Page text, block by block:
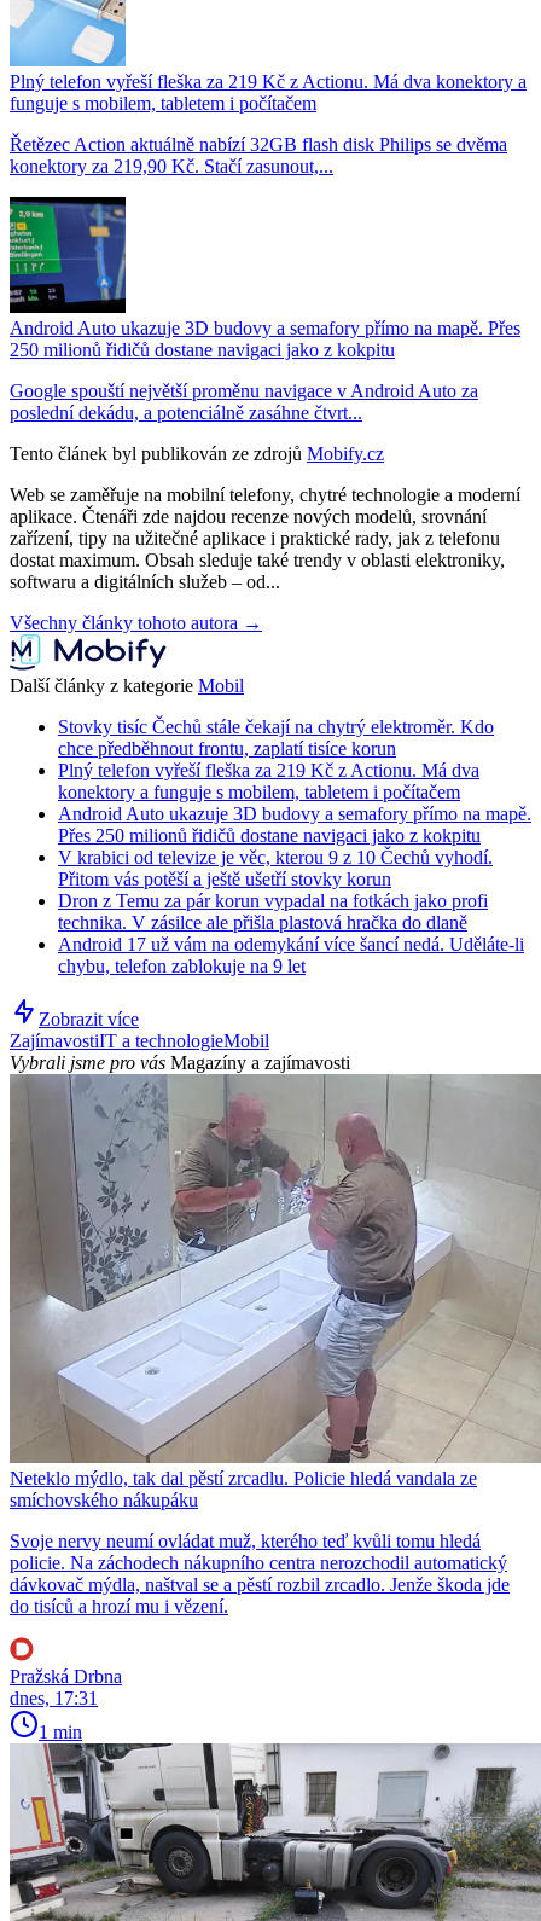
Plný telefon vyřeší fleška za 219 Kč z Actionu. Má dva konektory a
funguje s mobilem, tabletem i počítačem
Řetězec Action aktuálně nabízí 32GB flash disk Philips se dvěma
konektory za 219,90 Kč. Stačí zasunout,...
Android Auto ukazuje 3D budovy a semafory přímo na mapě. Přes
250 milionů řidičů dostane navigaci jako z kokpitu
Google spouští největší proměnu navigace v Android Auto za
poslední dekádu, a potenciálně zasáhne čtvrt...
Tento článek byl publikován ze zdrojů Mobify.cz
Web se zaměřuje na mobilní telefony, chytré technologie a moderní
aplikace. Čtenáři zde najdou recenze nových modelů, srovnání
zařízení, tipy na užitečné aplikace i praktické rady, jak z telefonu
dostat maximum. Obsah sleduje také trendy v oblasti elektroniky,
softwaru a digitálních služeb – od...
Všechny články tohoto autora →
Další články z kategorie Mobil
Stovky tisíc Čechů stále čekají na chytrý elektroměr. Kdo
chce předběhnout frontu, zaplatí tisíce korun
Plný telefon vyřeší fleška za 219 Kč z Actionu. Má dva
konektory a funguje s mobilem, tabletem i počítačem
Android Auto ukazuje 3D budovy a semafory přímo na mapě.
Přes 250 milionů řidičů dostane navigaci jako z kokpitu
V krabici od televize je věc, kterou 9 z 10 Čechů vyhodí.
Přitom vás potěší a ještě ušetří stovky korun
Dron z Temu za pár korun vypadal na fotkách jako profi
technika. V zásilce ale přišla plastová hračka do dlaně
Android 17 už vám na odemykání více šancí nedá. Uděláte-li
chybu, telefon zablokuje na 9 let
Zobrazit více
ZajímavostiIT a technologieMobil
Vybrali jsme pro vás Magazíny a zajímavosti
Neteklo mýdlo, tak dal pěstí zrcadlu. Policie hledá vandala ze
smíchovského nákupáku
Svoje nervy neumí ovládat muž, kterého teď kvůli tomu hledá
policie. Na záchodech nákupního centra nerozchodil automatický
dávkovač mýdla, naštval se a pěstí rozbil zrcadlo. Jenže škoda jde
do tisíců a hrozí mu i vězení.
Pražská Drbna
dnes, 17:31
1 min